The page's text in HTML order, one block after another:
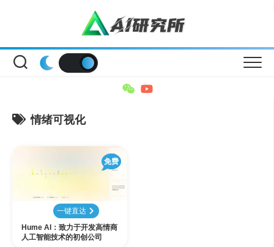
情绪可视化
免费
一键直达
Hume AI：致力于开发高情商
人工智能技术的初创公司